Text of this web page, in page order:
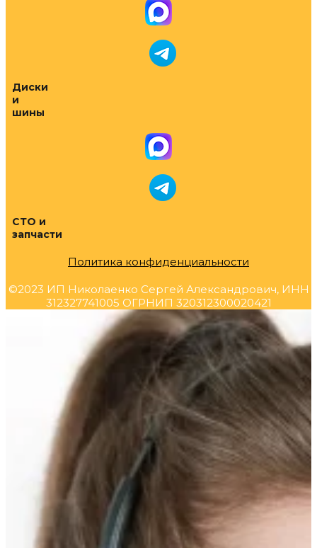
Диски
и
шины
СТО и
запчасти
Политика конфиденциальности
©2023 ИП Николаенко Сергей Александрович, ИНН
312327741005 ОГРНИП 320312300020421